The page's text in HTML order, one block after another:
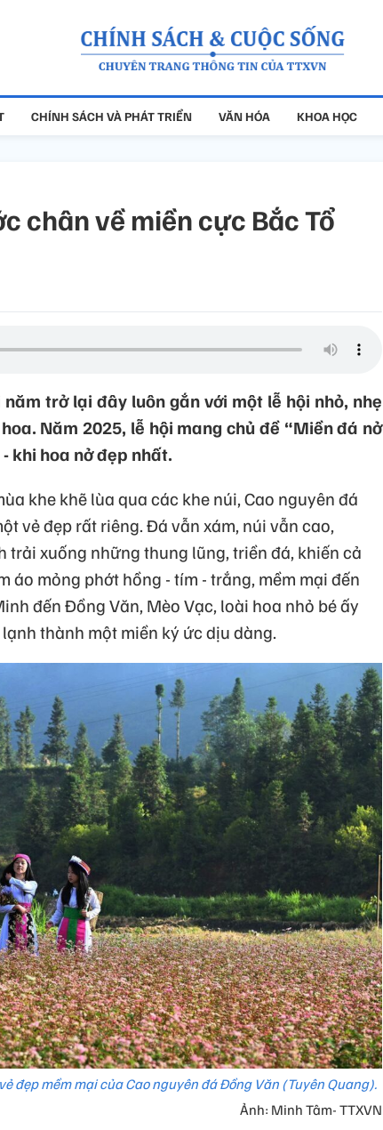
CHÍNH SÁCH VÀ PHÁT TRIỂN VĂN HÓA KHOA HỌC
chân về miền cực Bắc Tổ
trở lại đây luôn gắn với một lễ hội nhỏ, nhẹ
Năm 2025, lễ hội mang chủ đề “Miền đá nở
khi hoa nở đẹp nhất.
khe khẽ lùa qua các khe núi, Cao nguyên đá
vẻ đẹp rất riêng. Đá vẫn xám, núi vẫn cao,
trải xuống những thung lũng, triền đá, khiến cả
áo mỏng phớt hồng - tím - trắng, mềm mại đến
đến Đồng Văn, Mèo Vạc, loài hoa nhỏ bé ấy
thành một miền ký ức dịu dàng.
đẹp mềm mại của Cao nguyên đá Đồng Văn (Tuyên Quang).
Ảnh: Minh Tâm- TTXVN